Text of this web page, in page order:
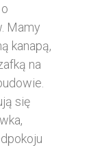
Mamy
kanapą,
na
się